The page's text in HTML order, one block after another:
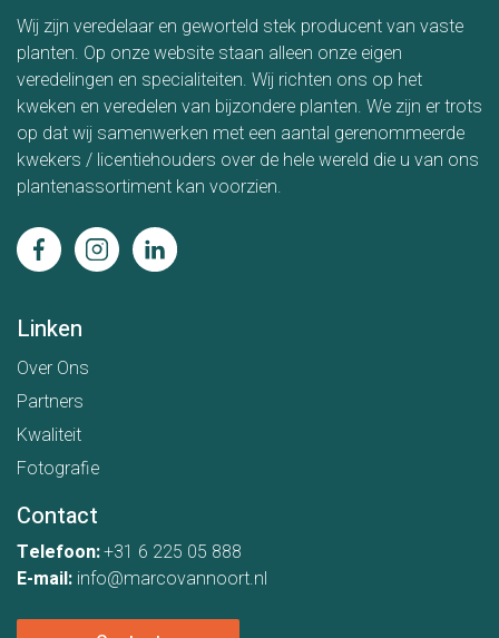
Wij zijn veredelaar en geworteld stek producent van vaste
planten. Op onze website staan alleen onze eigen
veredelingen en specialiteiten. Wij richten ons op het
kweken en veredelen van bijzondere planten. We zijn er trots
op dat wij samenwerken met een aantal gerenommeerde
kwekers / licentiehouders over de hele wereld die u van ons
plantenassortiment kan voorzien.
Linken
Over Ons
Partners
Kwaliteit
Fotografie
Contact
Telefoon:+31 6 225 05 888
E-mail: info@marcovannoort.nl